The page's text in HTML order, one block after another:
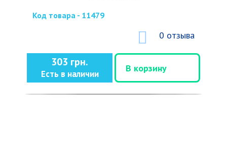
Код товара - 11479
0 отзыва
303 грн.
Есть в наличии
В корзину